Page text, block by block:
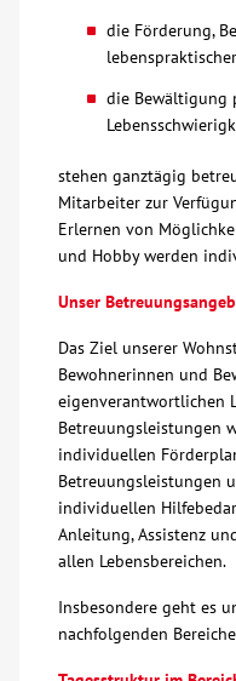
die Förderung,
die Bewältigung
stehen ganztägig
Mitarbeiter zur
Erlernen von
und Hobby werden
Unser
Das Ziel unserer
Bewohnerinnen und
eigenverantwortlichen
Betreuungsleistungen
individuellen
Betreuungsleistungen
individuellen
Anleitung, Assistenz
allen Lebensbereichen.
Insbesondere geht es
nachfolgenden